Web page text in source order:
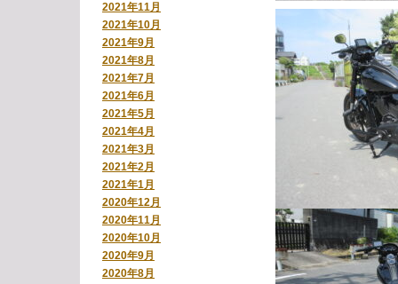
2021年11月
2021年10月
2021年9月
2021年8月
2021年7月
2021年6月
2021年5月
2021年4月
2021年3月
2021年2月
2021年1月
2020年12月
2020年11月
2020年10月
2020年9月
2020年8月